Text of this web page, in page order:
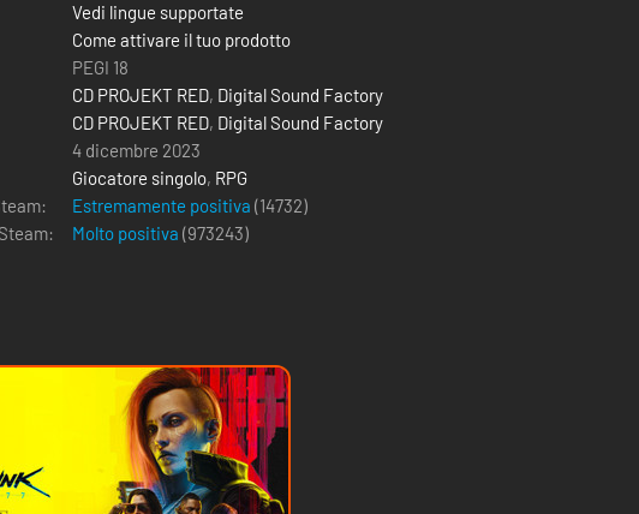
Vedi lingue supportate
Come attivare il tuo prodotto
PEGI 18
CD PROJEKT RED, Digital Sound Factory
CD PROJEKT RED, Digital Sound Factory
4 dicembre 2023
Giocatore singolo, RPG
Estremamente positiva (14732)
Molto positiva (973243)